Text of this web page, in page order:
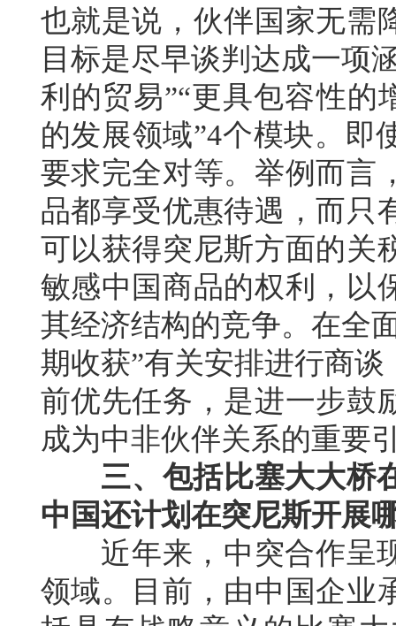
也就是说，伙伴国家无需
目标是尽早谈判达成一项
利的贸易”“更具包容性的
的发展领域”4个模块。即
要求完全对等。举例而言
品都享受优惠待遇，而只
可以获得突尼斯方面的关
敏感中国商品的权利，以
其经济结构的竞争。在全
期收获”有关安排进行商
前优先任务，是进一步鼓
成为中非伙伴关系的重要
三、包括比塞大大桥
中国还计划在突尼斯开展
近年来，中突合作呈现
领域。目前，由中国企业